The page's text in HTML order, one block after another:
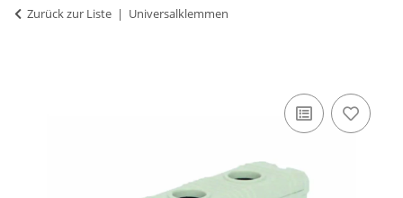
Zurück zur Liste Universalklemmen